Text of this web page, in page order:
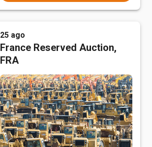
25 ago
France Reserved Auction,
FRA